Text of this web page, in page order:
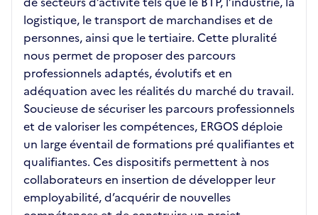
logistique, le transport de marchandises et de
personnes, ainsi que le tertiaire. Cette pluralité
nous permet de proposer des parcours
professionnels adaptés, évolutifs et en
adéquation avec les réalités du marché du travail.
Soucieuse de sécuriser les parcours professionnels
et de valoriser les compétences, ERGOS déploie
un large éventail de formations pré qualifiantes et
qualifiantes. Ces dispositifs permettent à nos
collaborateurs en insertion de développer leur
employabilité, d’acquérir de nouvelles